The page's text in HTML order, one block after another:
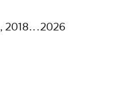
, 2018...2026